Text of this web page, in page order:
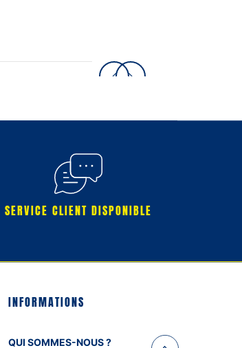
SERVICE CLIENT DISPONIBLE
INFORMATIONS
QUI SOMMES-NOUS ?